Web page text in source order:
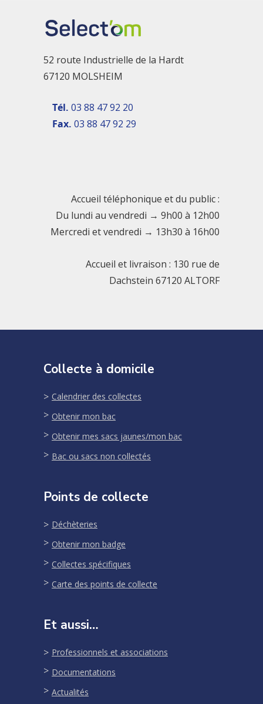
52 route Industrielle de la Hardt
67120 MOLSHEIM
Tél. 03 88 47 92 20
Fax. 03 88 47 92 29
Accueil téléphonique et du public :
Du lundi au vendredi → 9h00 à 12h00
Mercredi et vendredi → 13h30 à 16h00
Accueil et livraison : 130 rue de
Dachstein 67120 ALTORF
Collecte à domicile
Calendrier des collectes
Obtenir mon bac
Obtenir mes sacs jaunes/mon bac
Bac ou sacs non collectés
Points de collecte
Déchèteries
Obtenir mon badge
Collectes spécifiques
Carte des points de collecte
Et aussi…
Professionnels et associations
Documentations
Actualités